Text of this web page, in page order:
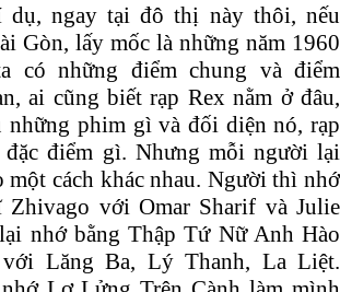
ngay tại đô thị này thôi, nếu
Gòn, lấy mốc là những năm 1960
có những điểm chung và điểm
ai cũng biết rạp Rex nằm ở đâu,
những phim gì và đối diện nó, rạp
đặc điểm gì. Nhưng mỗi người lại
một cách khác nhau. Người thì nhớ
Zhivago với Omar Sharif và Julie
nhớ bằng Thập Tứ Nữ Anh Hào
Lăng Ba, Lý Thanh, La Liệt.